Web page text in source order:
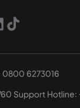
0800 6273016
Support Hotline: